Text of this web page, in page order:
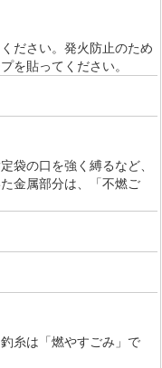
ださい。発火防止のため
を貼ってください。
袋の口を強く縛るなど、
金属部分は、「不燃ご
糸は「燃やすごみ」で